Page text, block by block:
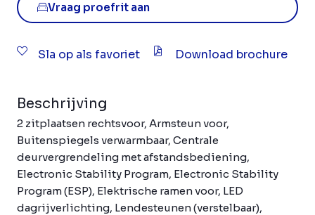
Vraag proefrit aan
Sla op als favoriet Download brochure
Beschrijving
2 zitplaatsen rechtsvoor, Armsteun voor,
Buitenspiegels verwarmbaar, Centrale
deurvergrendeling met afstandsbediening,
Electronic Stability Program, Electronic Stability
Program (ESP), Elektrische ramen voor, LED
dagrijverlichting, Lendesteunen (verstelbaar),